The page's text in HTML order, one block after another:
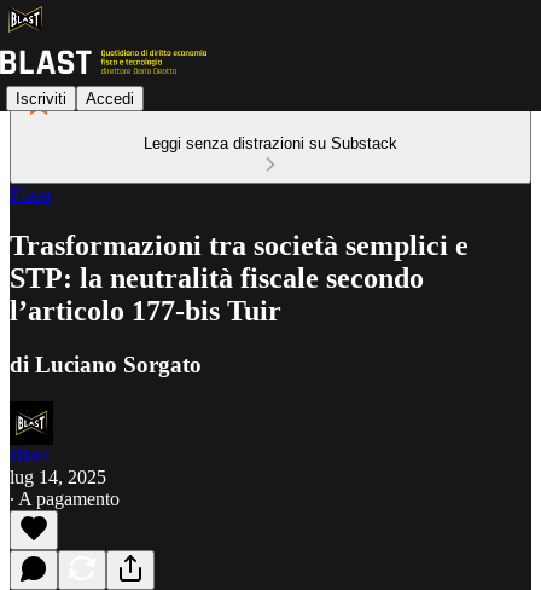
Iscriviti Accedi
Leggi senza distrazioni su Substack
Fisco
Trasformazioni tra società semplici e
STP: la neutralità fiscale secondo
l’articolo 177-bis Tuir
di Luciano Sorgato
Blast
lug 14, 2025
∙ A pagamento